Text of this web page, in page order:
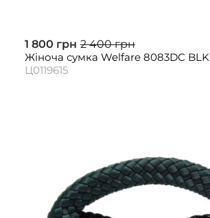
1 800 грн 2 400 грн
Жіноча сумка Welfare 8083DC BLK
Ц0119615